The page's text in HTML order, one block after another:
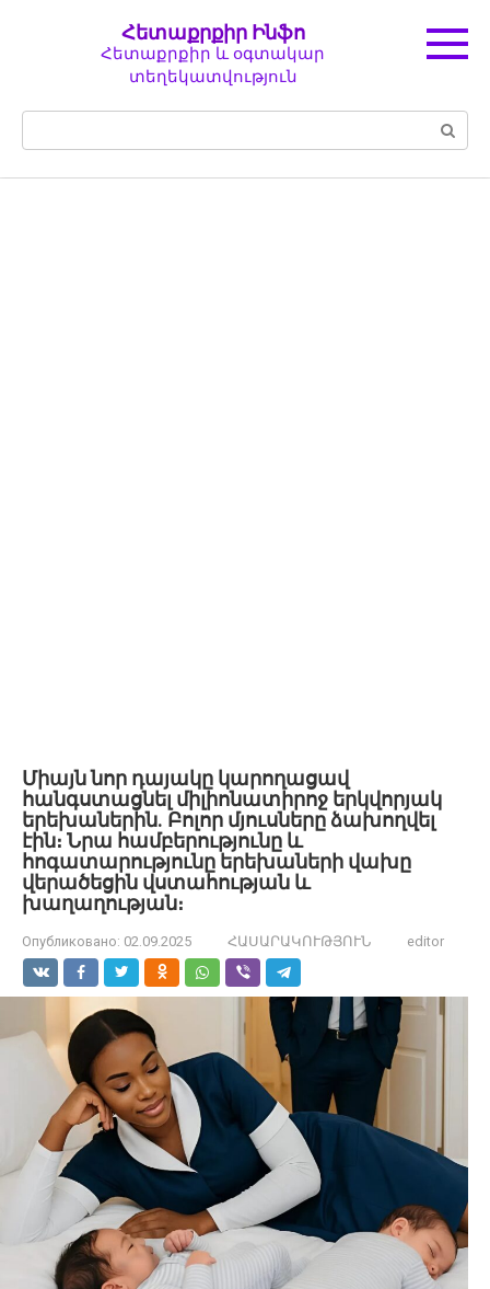
Հետաքրքիր Ինֆո
Հետաքրքիր և օգտակար
տեղեկատվություն
Միայն նոր դայակը կարողացավ
հանգստացնել միլիոնատիրոջ երկվորյակ
երեխաներին. Բոլոր մյուսները ձախողվել
էին։ Նրա համբերությունը և
հոգատարությունը երեխաների վախը
վերածեցին վստահության և
խաղաղության։
Опубликовано: 02.09.2025 ՀԱՍԱՐԱԿՈՒԹՅՈՒՆ editor